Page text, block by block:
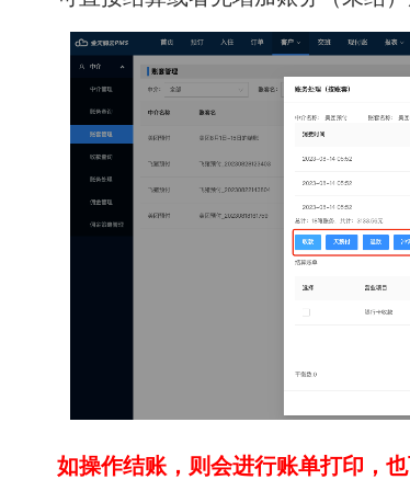
如操作结账，则会进行账单打印，